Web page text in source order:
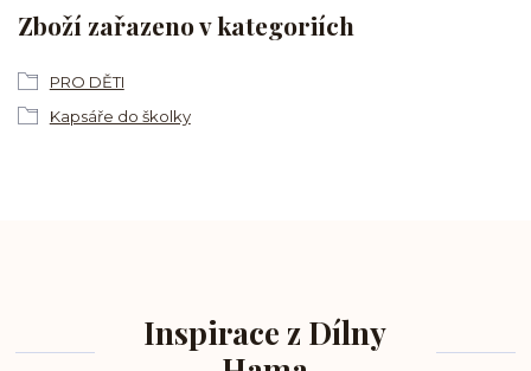
Zboží zařazeno v kategoriích
PRO DĚTI
Kapsáře do školky
Inspirace z Dílny